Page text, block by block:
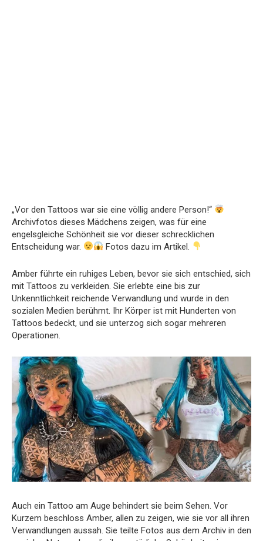
„Vor den Tattoos war sie eine völlig andere Person!“
Archivfotos dieses Mädchens zeigen, was für eine
engelsgleiche Schönheit sie vor dieser schrecklichen
Entscheidung war.
Fotos dazu im Artikel.
Amber führte ein ruhiges Leben, bevor sie sich entschied, sich
mit Tattoos zu verkleiden. Sie erlebte eine bis zur
Unkenntlichkeit reichende Verwandlung und wurde in den
sozialen Medien berühmt. Ihr Körper ist mit Hunderten von
Tattoos bedeckt, und sie unterzog sich sogar mehreren
Operationen.
Auch ein Tattoo am Auge behindert sie beim Sehen. Vor
Kurzem beschloss Amber, allen zu zeigen, wie sie vor all ihren
Verwandlungen aussah. Sie teilte Fotos aus dem Archiv in den